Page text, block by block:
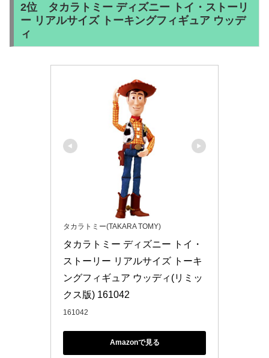
2位 タカラトミー ディズニー トイ・ストーリ
ー リアルサイズ トーキングフィギュア ウッデ
ィ
タカラトミー(TAKARA TOMY)
タカラトミー ディズニー トイ・
ストーリー リアルサイズ トーキ
ングフィギュア ウッディ(リミッ
クス版) 161042
161042
Amazonで見る